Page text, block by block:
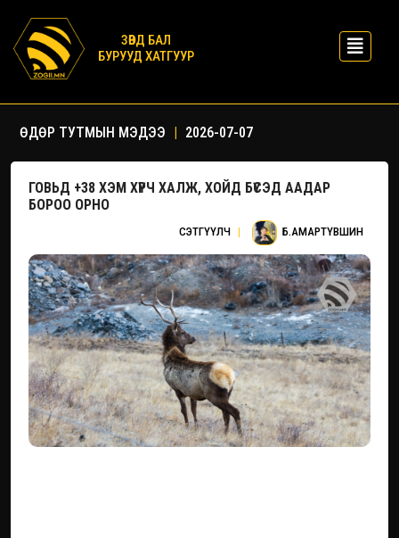
ЗӨВД БАЛ
БУРУУД ХАТГУУР
ӨДӨР ТУТМЫН МЭДЭЭ | 2026-07-07
ГОВЬД +38 ХЭМ ХҮРЧ ХАЛЖ, ХОЙД БҮСЭД ААДАР
БОРОО ОРНО
СЭТГҮҮЛЧ | Б.АМАРТҮВШИН